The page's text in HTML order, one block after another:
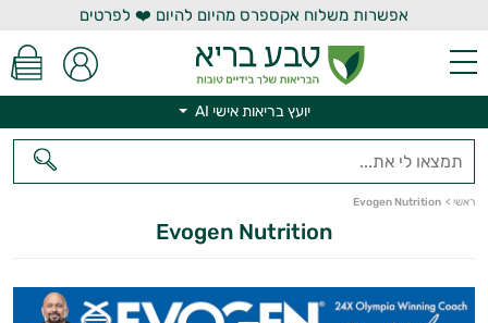
אפשרות משלוח אקספרס מהיום להיום ❤️ לפרטים
יועץ בריאות אישי AI
ראשי >
Evogen Nutrition
Evogen Nutrition
יועץ בריאות אישי AI